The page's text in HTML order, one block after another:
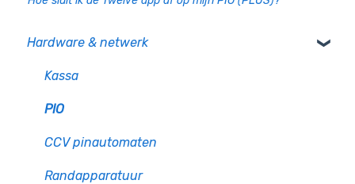
Hardware & netwerk
Kassa
PIO
CCV pinautomaten
Randapparatuur